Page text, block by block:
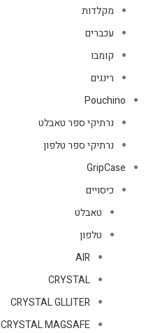
מקלדות
עכברים
קומבו
רינגים
Pouchino
נרתיקי ספר טאבלט
נרתיקי ספר טלפון
GripCase
כיסויים
טאבלט
טלפון
AIR
CRYSTAL
CRYSTAL GLLITER
CRYSTAL MAGSAFE